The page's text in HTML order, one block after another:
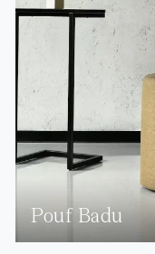
Pouf Badu